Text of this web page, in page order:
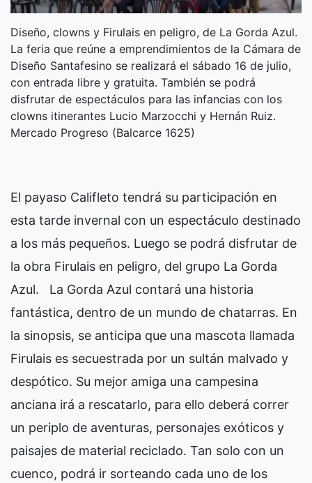
Diseño, clowns y Firulais en peligro, de La Gorda Azul.
La feria que reúne a emprendimientos de la Cámara de
Diseño Santafesino se realizará el sábado 16 de julio,
con entrada libre y gratuita. También se podrá
disfrutar de espectáculos para las infancias con los
clowns itinerantes Lucio Marzocchi y Hernán Ruiz.
Mercado Progreso (Balcarce 1625)
El payaso Califleto tendrá su participación en
esta tarde invernal con un espectáculo destinado
a los más pequeños. Luego se podrá disfrutar de
la obra Firulais en peligro, del grupo La Gorda
Azul.
La Gorda Azul contará una historia
fantástica, dentro de un mundo de chatarras. En
la sinopsis, se anticipa que una mascota llamada
Firulais es secuestrada por un sultán malvado y
despótico. Su mejor amiga una campesina
anciana irá a rescatarlo, para ello deberá correr
un periplo de aventuras, personajes exóticos y
paisajes de material reciclado. Tan solo con un
cuenco, podrá ir sorteando cada uno de los